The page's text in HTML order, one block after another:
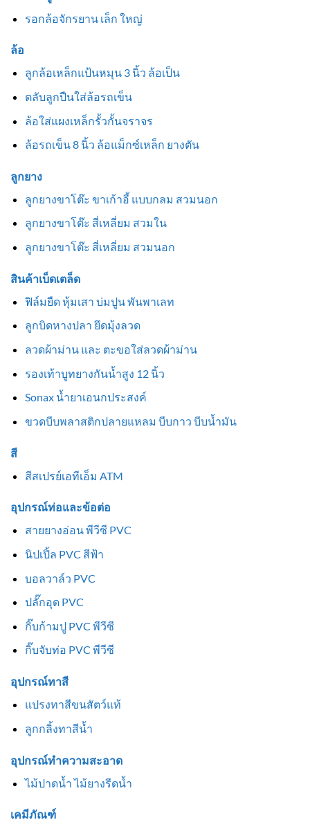
รอกล้อจักรยาน เล็ก ใหญ่
ล้อ
ลูกล้อเหล็กแป้นหมุน 3 นิ้ว ล้อเป็น
ตลับลูกปืนใส่ล้อรถเข็น
ล้อใส่แผงเหล็กรั้วกั้นจราจร
ล้อรถเข็น 8 นิ้ว ล้อแม็กซ์เหล็ก ยางตัน
ลูกยาง
ลูกยางขาโต๊ะ ขาเก้าอี้ แบบกลม สวมนอก
ลูกยางขาโต๊ะ สี่เหลี่ยม สวมใน
ลูกยางขาโต๊ะ สี่เหลี่ยม สวมนอก
สินค้าเบ็ดเตล็ด
ฟิล์มยืด หุ้มเสา บ่มปูน พันพาเลท
ลูกบิดหางปลา ยึดมุ้งลวด
ลวดผ้าม่าน และ ตะขอใส่ลวดผ้าม่าน
รองเท้าบูทยางกันน้ำสูง 12 นิ้ว
Sonax น้ำยาเอนกประสงค์
ขวดบีบพลาสติกปลายแหลม บีบกาว บีบน้ำมัน
สี
สีสเปรย์เอทีเอ็ม ATM
อุปกรณ์ท่อและข้อต่อ
สายยางอ่อน พีวีซี PVC
นิปเปิ้ล PVC สีฟ้า
บอลวาล์ว PVC
ปลั๊กอุด PVC
กิ๊บก้ามปู PVC พีวีซี
กิ๊บจับท่อ PVC พีวีซี
อุปกรณ์ทาสี
แปรงทาสีขนสัตว์แท้
ลูกกลิ้งทาสีน้ำ
อุปกรณ์ทำความสะอาด
ไม้ปาดน้ำ ไม้ยางรีดน้ำ
เคมีภัณฑ์